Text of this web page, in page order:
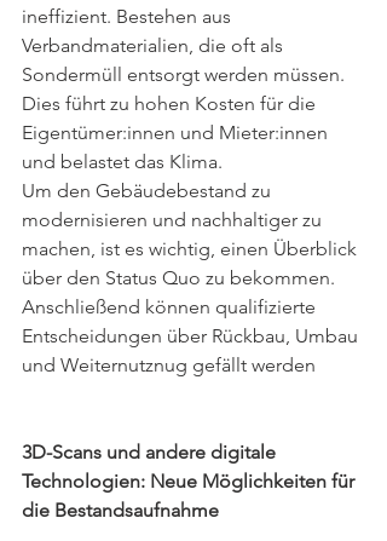
ineffizient. Bestehen aus
Verbandmaterialien, die oft als
Sondermüll entsorgt werden müssen.
Dies führt zu hohen Kosten für die
Eigentümer:innen und Mieter:innen
und belastet das Klima.
Um den Gebäudebestand zu
modernisieren und nachhaltiger zu
machen, ist es wichtig, einen Überblick
über den Status Quo zu bekommen.
Anschließend können qualifizierte
Entscheidungen über Rückbau, Umbau
und Weiternutznug gefällt werden
3D-Scans und andere digitale
Technologien: Neue Möglichkeiten für
die Bestandsaufnahme